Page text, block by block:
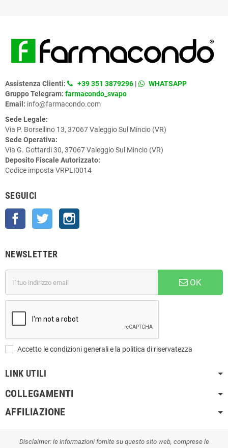
Assistenza Clienti: +39 351 3879296 |
WHATSAPP
Gruppo Telegram: farmacondo_svapo
Email: info@farmacondo.com
Sede Legale:
Via P. Borsellino 13, 37067 Valeggio Sul Mincio (VR)
Sede Operativa:
Via G. Gottardi 30, 37067 Valeggio Sul Mincio (VR)
Deposito Fiscale Autorizzato:
Codice imposta VRPLI0014
SEGUICI
Facebook Twitter
NEWSLETTER
OK
Accetto le condizioni generali e la politica di riservatezza
LINK UTILI
COLLEGAMENTI
AFFILIAZIONE
Disclaimer: le informazioni fornite su questo sito web, comprese le